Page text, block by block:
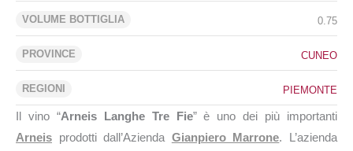
VOLUME BOTTIGLIA 0.75
PROVINCE CUNEO
REGIONI PIEMONTE
Il vino “Arneis Langhe Tre Fie” è uno dei più importanti
Arneis prodotti dall’Azienda Gianpiero Marrone. L’azienda